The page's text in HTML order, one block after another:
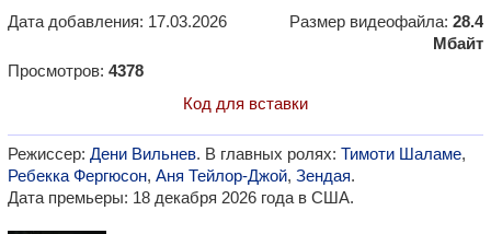
Дата добавления: 17.03.2026 Размер видеофайла: 28.4
Мбайт
Просмотров: 4378
Код для вставки
Режиссер: Дени Вильнев. В главных ролях: Тимоти Шаламе,
Ребекка Фергюсон, Аня Тейлор-Джой, Зендая.
Дата премьеры: 18 декабря 2026 года в США.